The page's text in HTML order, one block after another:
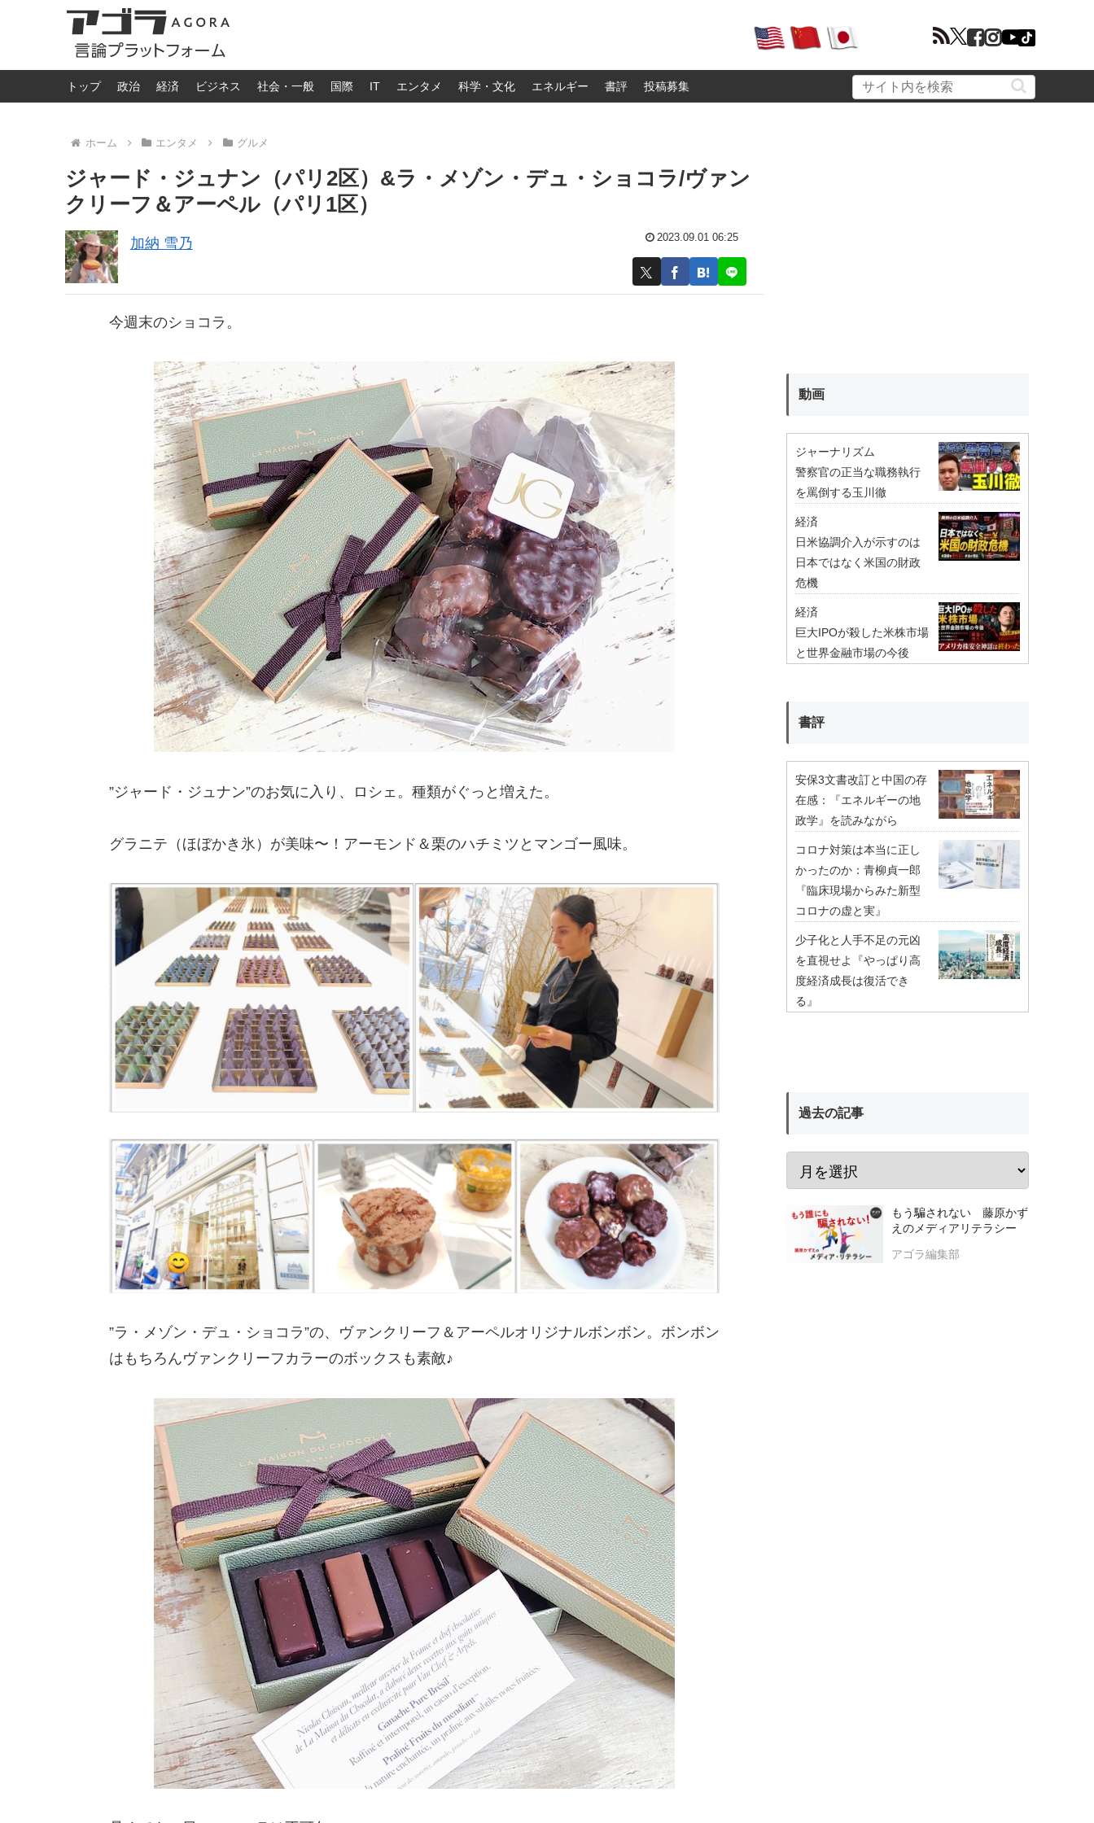
トップ 政治 経済 ビジネス 社会・一般 国際 IT エンタメ 科学・文化 エネルギー 書評 投稿募集
ホーム エンタメ グルメ
ジャード・ジュナン（パリ2区）&ラ・メゾン・デュ・ショコラ/ヴァン
クリーフ＆アーペル（パリ1区）
加納 雪乃 2023.09.01 06:25
今週末のショコラ。
”ジャード・ジュナン”のお気に入り、ロシェ。種類がぐっと増えた。
グラニテ（ほぼかき氷）が美味〜！アーモンド＆栗のハチミツとマンゴー風味。
”ラ・メゾン・デュ・ショコラ”の、ヴァンクリーフ＆アーペルオリジナルボンボン。ボンボン
はもちろんヴァンクリーフカラーのボックスも素敵♪
動画
ジャーナリズム
警察官の正当な職務執行
を罵倒する玉川徹
経済
日米協調介入が示すのは
日本ではなく米国の財政
危機
経済
巨大IPOが殺した米株市場
と世界金融市場の今後
書評
安保3文書改訂と中国の存
在感：『エネルギーの地
政学』を読みながら
コロナ対策は本当に正し
かったのか：青柳貞一郎
『臨床現場からみた新型
コロナの虚と実』
少子化と人手不足の元凶
を直視せよ『やっぱり高
度経済成長は復活でき
る』
過去の記事
もう騙されない 藤原かず
えのメディアリテラシー
アゴラ編集部